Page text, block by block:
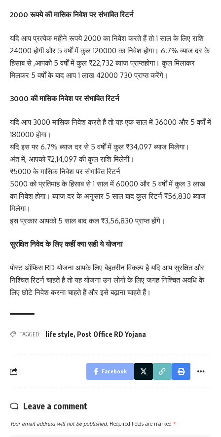
2000 रूपये की मासिक निवेश पर संभावित रिटर्न
यदि आप प्रत्येक महीने रूपये 2000 का निवेश करते हैं तो 1 साल के लिए राशि
24000 होगी और 5 वर्षों में कुल 120000 का निवेश होगा। 6.7% ब्याज दर के
हिसाब से ,आपको 5 वर्षों में कुल ₹22,732 ब्याज प्राप्तहोगा। कुल मिलाकर
मिलकर 5 वर्षों के बाद आप 1 लाख 42000 730 प्राप्त करेंगे।
3000 की मासिक निवेश पर संभावित रिटर्न
यदि आप 3000 मासिक निवेश करते हैं तो यह एक साल में 36000 और 5 वर्षों में
180000 होगा।
यदि इस पर 6.7% ब्याज दर से 5 वर्षों में कुल ₹34,097 ब्याज मिलेगा।
अंत में, आपको ₹2,14,097 की कुल राशि मिलेगी।
₹5000 के मासिक निवेश पर संभावित रिटर्न
5000 को प्रतिमाह के हिसाब से 1 साल में 60000 और 5 वर्षों में कुल 3 लाख
का निवेश होगा। ब्याज दर के अनुसार 5 साल बाद कुल रिटर्न ₹56,830 ब्याज
मिलेगा।
इस प्रकार आपको 5 साल बाद कल ₹3,56,830 प्राप्त होंगे।
सुरक्षित निवेद के लिए कहीं क्या सही ये योजना
पोस्ट ऑफिस RD योजना आपके लिए बेहतरीन विकल्प है यदि आप सुरक्षित और
निश्चित रिटर्न चाहते हैं तो यह योजना उन लोगों के लिए जगह निश्चित अवधि के
लिए छोटे निवेश करना चाहते हैं और इसे बढ़ाना चाहते हैं।
TAGGED: life style, Post Office RD Yojana
Facebook
Leave a comment
Your email address will not be published. Required fields are marked *